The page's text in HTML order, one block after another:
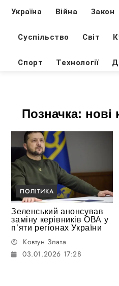
Україна Війна Закон
Суспільство Світ
Спорт Технології
Позначка: нові
ПОЛІТИКА
Зеленський анонсував
заміну керівників ОВА у
п’яти регіонах України
Ковтун Злата
03.01.2026 17:28